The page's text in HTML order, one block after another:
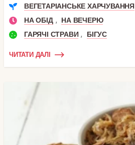
ВЕГЕТАРІАНСЬКЕ ХАРЧУВАННЯ
НА ОБІД ,
НА ВЕЧЕРЮ
ГАРЯЧІ СТРАВИ , БІГУС
ЧИТАТИ ДАЛІ